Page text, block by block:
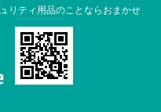
リティ用品のことならおまかせ